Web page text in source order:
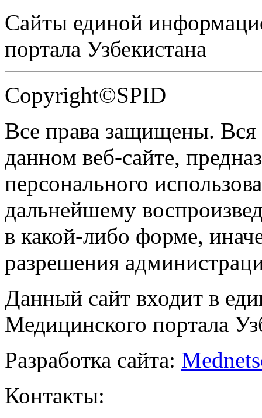
Сайты единой
портала Узбекистана
Copyright©SPID
Все права защищены.
данном веб-сайте,
персонального
дальнейшему
в какой-либо форме,
разрешения
Данный сайт входит в
Медицинского портала
Разработка сайта:
Контакты: